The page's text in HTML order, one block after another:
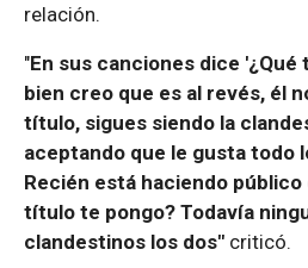
relación.
"En sus canciones dice
bien creo que es al revés, él
título, sigues siendo la
aceptando que le gusta todo
Recién está haciendo
título te pongo? Todavía
clandestinos los dos" criticó.